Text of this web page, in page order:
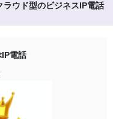
ウド型のビジネスIP電話
電話